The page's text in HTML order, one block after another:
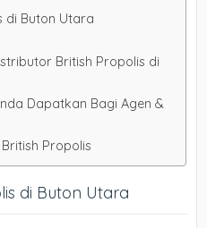
di Buton Utara
British Propolis di
Dapatkan Bagi Agen &
Propolis
di Buton Utara